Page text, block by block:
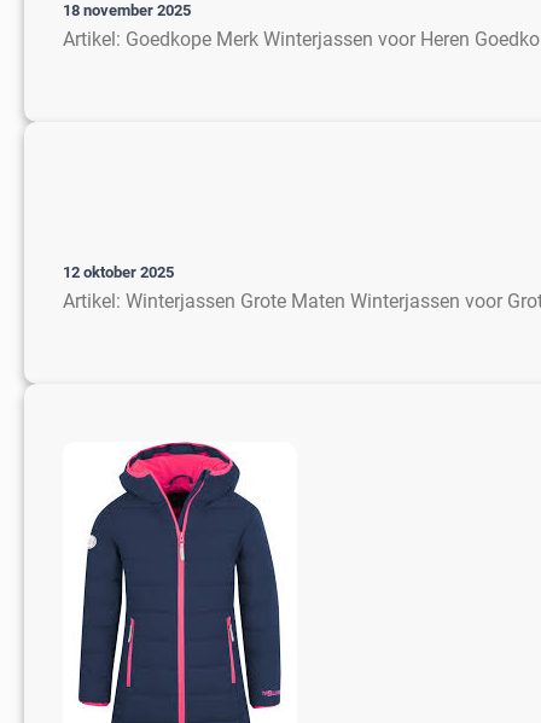
18 november 2025
Artikel: Goedkope Merk Winterjassen voor Heren
12 oktober 2025
Artikel: Winterjassen Grote Maten Winterjassen voor